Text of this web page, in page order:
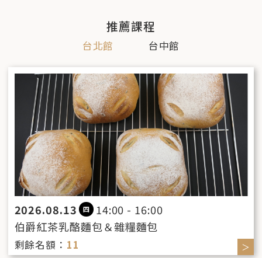
推薦課程
台北館 台中館
2026.08.13 四
14:00 - 16:00
伯爵紅茶乳酪麵包＆雜糧麵包
剩餘名額： 11 ＞